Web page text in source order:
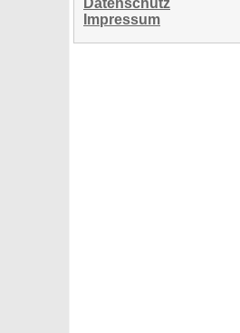
Datenschutz
Impressum